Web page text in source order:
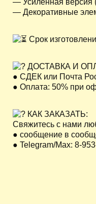
— Декоративные
Срок
ДОСТАВКА И
● СДЕК или Почта
● Оплата: 50% при
КАК ЗАКАЗАТЬ:
Свяжитесь с нами
● сообщение в
● Telegram/Max: 8-